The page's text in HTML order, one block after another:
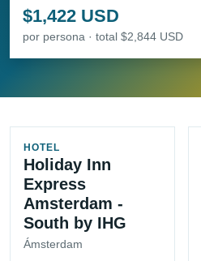
$1,422 USD
por persona · total $2,844 USD
HOTEL
Holiday Inn
Express
Amsterdam -
South by IHG
Ámsterdam